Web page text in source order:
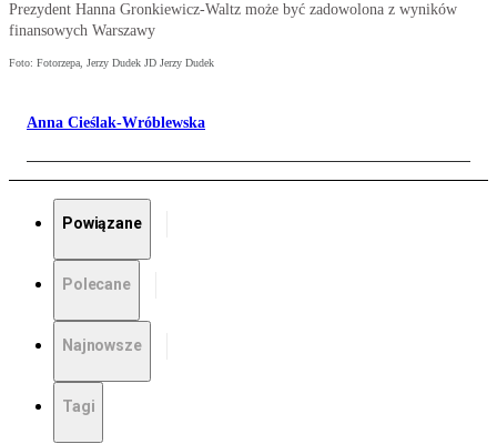
Prezydent Hanna Gronkiewicz-Waltz może być zadowolona z wyników
finansowych Warszawy
Foto: Fotorzepa, Jerzy Dudek JD Jerzy Dudek
Anna Cieślak-Wróblewska
Powiązane
Polecane
Najnowsze
Tagi